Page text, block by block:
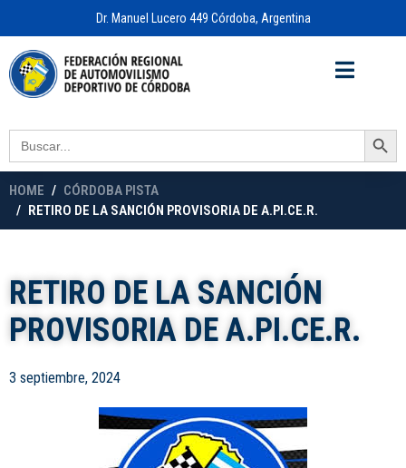
Dr. Manuel Lucero 449 Córdoba, Argentina
Search
for:
Search Button
HOME
CÓRDOBA PISTA
RETIRO DE LA SANCIÓN PROVISORIA DE A.PI.CE.R.
RETIRO DE LA SANCIÓN
PROVISORIA DE A.PI.CE.R.
3 septiembre, 2024